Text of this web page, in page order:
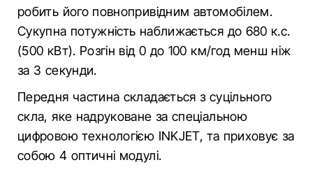
робить його повнопривідним автомобілем.
Сукупна потужність наближається до 680 к.с.
(500 кВт). Розгін від 0 до 100 км/год менш ніж
за 3 секунди.
Передня частина складається з суцільного
скла, яке надруковане за спеціальною
цифровою технологією INKJET, та приховує за
собою 4 оптичні модулі.